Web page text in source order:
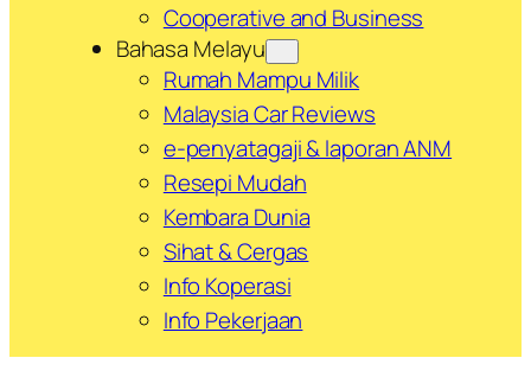
Cooperative and Business
Bahasa Melayu
Rumah Mampu Milik
Malaysia Car Reviews
e-penyatagaji & laporan ANM
Resepi Mudah
Kembara Dunia
Sihat & Cergas
Info Koperasi
Info Pekerjaan